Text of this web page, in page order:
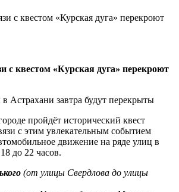
с квестом «Курская дуга» перекроют
Астрахани завтра будут перекрыты
пройдёт исторический квест
с этим увлекательным событием
движение на ряде улиц в
до 22 часов.
(от улицы Свердлова до улицы